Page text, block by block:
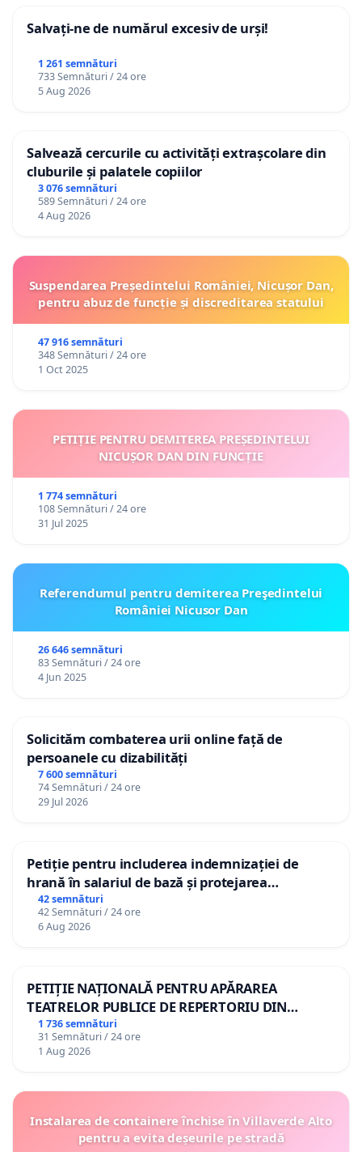
Salvați-ne de numărul excesiv de urși!
1 261 semnături
733 Semnături / 24 ore
5 Aug 2026
Salvează cercurile cu activități extrașcolare din
cluburile și palatele copiilor
3 076 semnături
589 Semnături / 24 ore
4 Aug 2026
Suspendarea Președintelui României, Nicușor Dan,
pentru abuz de funcție și discreditarea statului
47 916 semnături
348 Semnături / 24 ore
1 Oct 2025
PETIȚIE PENTRU DEMITEREA PREȘEDINTELUI
NICUȘOR DAN DIN FUNCȚIE
1 774 semnături
108 Semnături / 24 ore
31 Jul 2025
Referendumul pentru demiterea Preşedintelui
României Nicusor Dan
26 646 semnături
83 Semnături / 24 ore
4 Jun 2025
Solicităm combaterea urii online față de
persoanele cu dizabilități
7 600 semnături
74 Semnături / 24 ore
29 Jul 2026
Petiție pentru includerea indemnizației de
hrană în salariul de bază și protejarea
gradațiilor de vechime pentru asistenții
personali
42 semnături
42 Semnături / 24 ore
6 Aug 2026
PETIȚIE NAȚIONALĂ PENTRU APĂRAREA
TEATRELOR PUBLICE DE REPERTORIU DIN
ROMÂNIA
1 736 semnături
31 Semnături / 24 ore
1 Aug 2026
Instalarea de containere închise în Villaverde Alto
pentru a evita deșeurile pe stradă